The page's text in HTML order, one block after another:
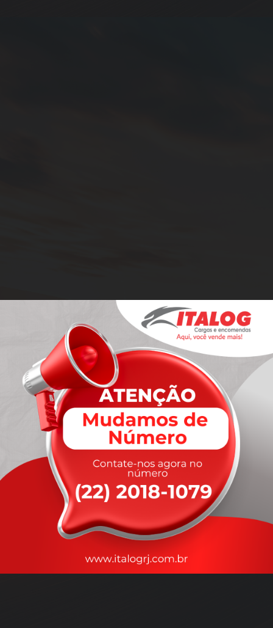
rapidez
que você precisa,
com a qualidade que vocêmerece.
Nossos motoristas são treinados para garantir a máxima
durante o transporte, com rastreamento em tempo real.